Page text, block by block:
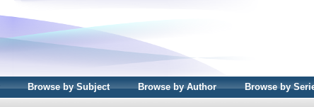
Browse by Subject Browse by Author Browse by